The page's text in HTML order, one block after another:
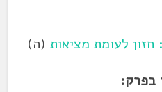
לעומת מציאות (ה)
בפרק: